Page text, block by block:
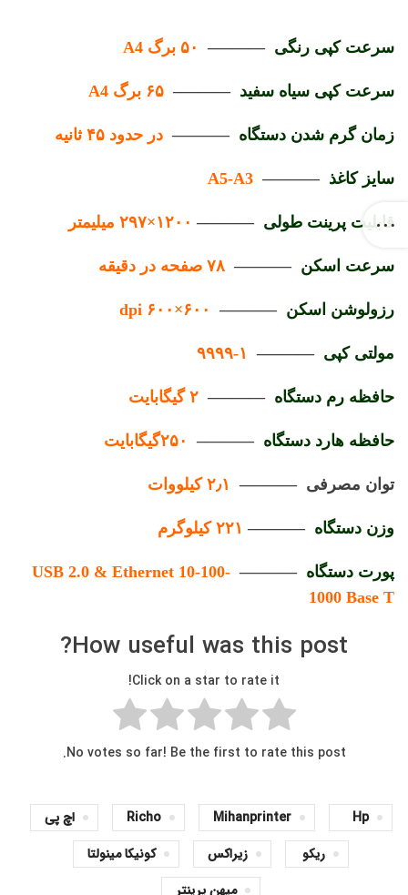
سرعت کپی رنگی ———– ۵۰ برگ A4
سرعت کپی سیاه سفید ———–
زمان گرم شدن دستگاه ———– در حدود ۴۵ ثانیه
سایز کاغذ ———–
A5-A3
قابلیت پرینت طولی ———– ۱۲۰۰×۲۹۷ میلیمتر
سرعت اسکن ———– ۷۸ صفحه در دقیقه
رزولوشن اسکن ———– ۶۰۰×۶۰۰ dpi
مولتی کپی ———– ۱-۹۹۹۹
حافظه رم دستگاه ———– ۲ گیگابایت
حافظه هارد دستگاه ———– ۲۵۰گیگابایت
توان مصرفی ———– ۲٫۱ کیلووات
وزن دستگاه ———– ۲۲۱ کیلوگرم
پورت دستگاه ———–
USB 2.0 & Ethernet 10-100-
1000 Base T
How useful was this post?
Click on a star to rate it!
No votes so far! Be the first to rate this post.
Hp
Mihanprinter
Richo
اچ پی
ریکو
زیراکس
کونیکا مینولتا
میهن پرینتر